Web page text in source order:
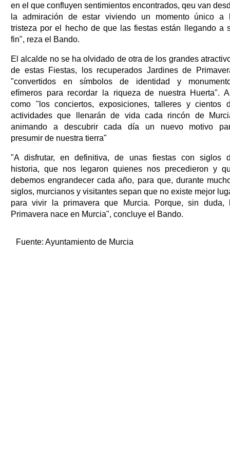
en el que confluyen sentimientos encontrados, qeu van
la admiración de estar viviendo un momento único a
tristeza por el hecho de que las fiestas están llegando a
fin", reza el Bando.
El alcalde no se ha olvidado de otra de los grandes
de estas Fiestas, los recuperados Jardines de
"convertidos en símbolos de identidad y
efímeros para recordar la riqueza de nuestra Huerta".
como "los conciertos, exposiciones, talleres y cientos
actividades que llenarán de vida cada rincón de
animando a descubrir cada día un nuevo motivo
presumir de nuestra tierra"
"A disfrutar, en definitiva, de unas fiestas con siglos
historia, que nos legaron quienes nos precedieron y
debemos engrandecer cada año, para que, durante
siglos, murcianos y visitantes sepan que no existe mejor
para vivir la primavera que Murcia. Porque, sin duda,
Primavera nace en Murcia", concluye el Bando.
Fuente: Ayuntamiento de Murcia